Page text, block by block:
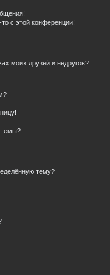
с этой конференции!
моих друзей и недругов?
темы?
тему?